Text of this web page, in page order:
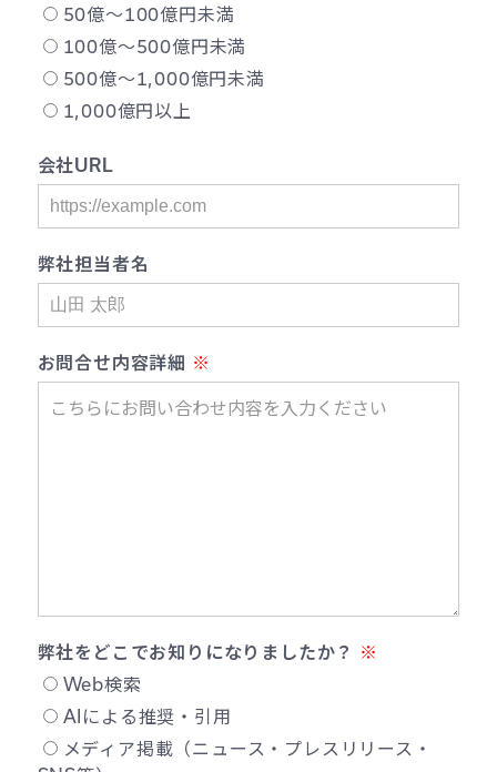
50億〜100億円未満
100億〜500億円未満
500億〜1,000億円未満
1,000億円以上
会社URL
弊社担当者名
お問合せ内容詳細
弊社をどこでお知りになりましたか？
Web検索
AIによる推奨・引用
メディア掲載（ニュース・プレスリリース・